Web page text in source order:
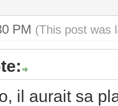
PM (This post was
il aurait sa